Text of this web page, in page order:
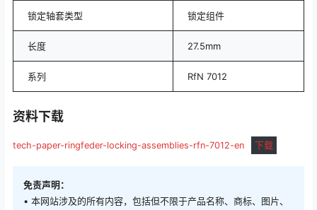
锁定轴套类型 锁定组件
长度 27.5mm
系列 RfN 7012
资料下载
tech-paper-ringfeder-locking-assemblies-rfn-7012-en 下载
免责声明：
• 本网站涉及的所有内容，包括但不限于产品名称、商标、图片、